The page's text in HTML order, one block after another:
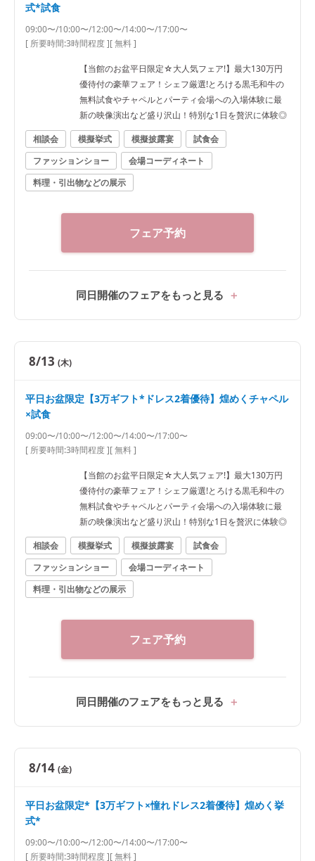
式*試食
09:00〜/10:00〜/12:00〜/14:00〜/17:00〜
[ 所要時間:3時間程度][ 無料 ]
【当館のお盆平日限定☆大人気フェア!】最大130万円
優待付の豪華フェア！シェフ厳選!とろける黒毛和牛の
無料試食やチャペルとパーティ会場への入場体験に最
新の映像演出など盛り沢山！特別な1日を贅沢に体験◎
相談会
模擬挙式 模擬披露宴
試食会
ファッションショー
会場コーディネート
料理・引出物などの展示
フェア予約
同日開催のフェアをもっと見る
8/13 (木)
平日お盆限定【3万ギフト*ドレス2着優待】煌めくチャペル
×試食
09:00〜/10:00〜/12:00〜/14:00〜/17:00〜
[ 所要時間:3時間程度][ 無料 ]
【当館のお盆平日限定☆大人気フェア!】最大130万円
優待付の豪華フェア！シェフ厳選!とろける黒毛和牛の
無料試食やチャペルとパーティ会場への入場体験に最
新の映像演出など盛り沢山！特別な1日を贅沢に体験◎
相談会
模擬挙式 模擬披露宴
試食会
ファッションショー
会場コーディネート
料理・引出物などの展示
フェア予約
同日開催のフェアをもっと見る
8/14 (金)
平日お盆限定*【3万ギフト×憧れドレス2着優待】煌めく挙
式*
09:00〜/10:00〜/12:00〜/14:00〜/17:00〜
[ 所要時間:3時間程度][ 無料 ]